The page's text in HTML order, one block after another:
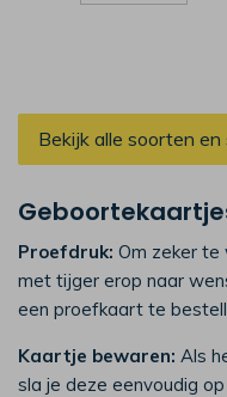
Bekijk alle soorten
Proefdruk: Om zeker
met tijger erop naar
een proefkaart te
Kaartje bewaren: Als
sla je deze eenvoudig